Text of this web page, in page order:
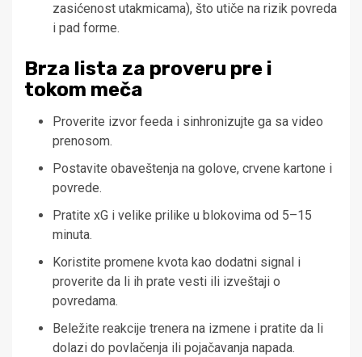
zasićenost utakmicama), što utiče na rizik povreda
i pad forme.
Brza lista za proveru pre i
tokom meča
Proverite izvor feeda i sinhronizujte ga sa video
prenosom.
Postavite obaveštenja na golove, crvene kartone i
povrede.
Pratite xG i velike prilike u blokovima od 5–15
minuta.
Koristite promene kvota kao dodatni signal i
proverite da li ih prate vesti ili izveštaji o
povredama.
Beležite reakcije trenera na izmene i pratite da li
dolazi do povlačenja ili pojačavanja napada.